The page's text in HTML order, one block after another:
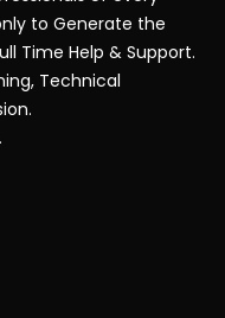
to Generate the
Time Help & Support.
Technical